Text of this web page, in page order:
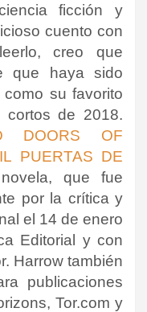
ficción y
cuento con
creo que
que haya sido
su favorito
cortos de 2018.
DOORS OF
PUERTAS DE
que fue
por la crítica y
el 14 de enero
Editorial y con
Harrow también
publicaciones
Tor.com y